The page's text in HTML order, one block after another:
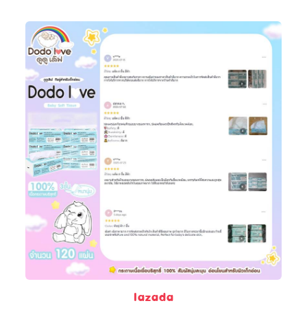
lazada